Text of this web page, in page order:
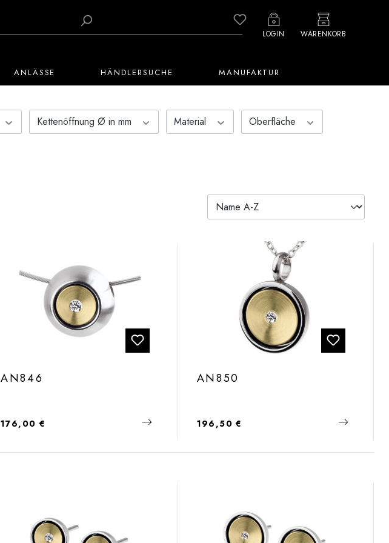
Du hast 0 Produkte auf dem
LOGIN WARENKORB
ANLÄSSE HÄNDLERSUCHE MANUFAKTUR
Kettenöffnung Ø in mm Material Oberfläche
AN846
Regulärer Preis:
176,00 €
AN850
Regulärer Preis:
196,50 €